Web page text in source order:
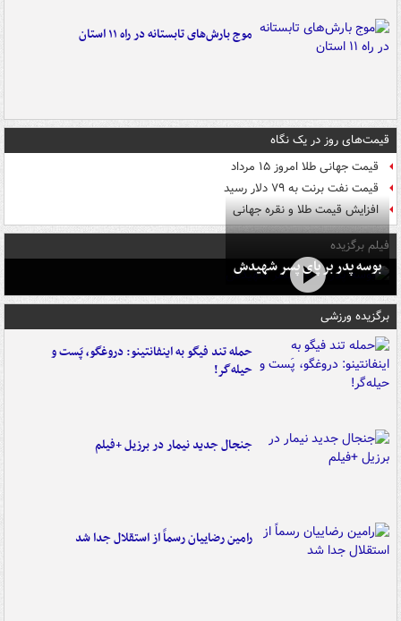
موج بارش‌های تابستانه در راه ۱۱ استان
قیمت‌های روز در یک نگاه
قیمت جهانی طلا امروز ۱۵ مرداد
قیمت نفت برنت به ۷۹ دلار رسید
افزایش قیمت طلا و نقره جهانی
فیلم برگزیده
بوسه‌ پدر بر پای پسر شهیدش
برگزیده ورزشی
حمله تند فیگو به اینفانتینو: دروغگو، پَست‌ و
حیله‌گر!
جنجال جدید نیمار در برزیل +فیلم
رامین رضاییان رسماً از استقلال جدا شد